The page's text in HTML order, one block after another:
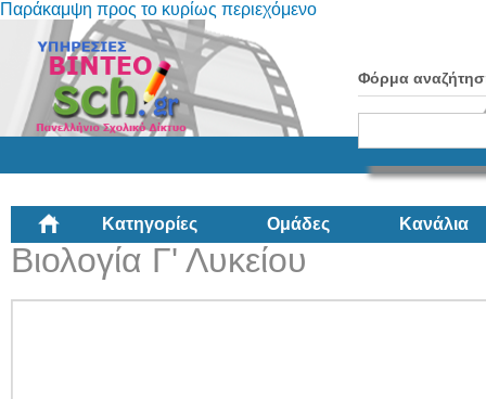
Παράκαμψη προς το κυρίως περιεχόμενο
Φόρμα
Κατηγορίες Ομάδες Κανάλια
Βιολογία Γ' Λυκείου